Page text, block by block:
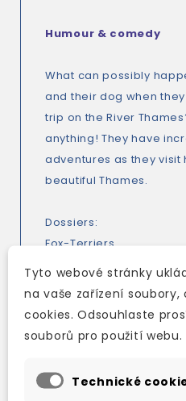
Humour & comedy
What can possibly
and their dog when
trip on the River
anything! They have
adventures as they visit
beautiful Thames.
Dossiers:
Fox-Terriers
Queen Elizabeth I
Life on the River
Preserving Food
The Magna Carta
Famous People and
Oxford
Tyto webové stránky
na vaše zařízení soubory,
cookies. Odsouhlaste
souborů pro použití webu.
Technické